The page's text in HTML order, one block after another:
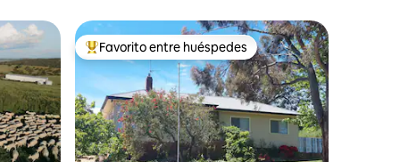
Favorito entre huéspedes preferido
Favorito entre huéspedes